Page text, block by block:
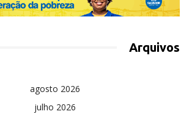
Arquivos
agosto 2026
julho 2026